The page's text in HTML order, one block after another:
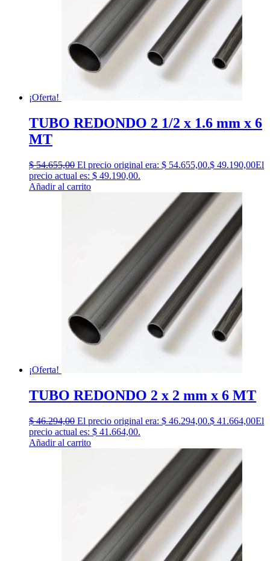
¡Oferta!
TUBO REDONDO 2 1/2 x 1.6 mm x 6
MT
$54.655,00 El precio original era: $ 54.655,00.$ 49.190,00El
precio actual es: $ 49.190,00.
Añadir al carrito
¡Oferta!
TUBO REDONDO 2 x 2 mm x 6 MT
$46.294,00 El precio original era: $ 46.294,00.$ 41.664,00El
precio actual es: $ 41.664,00.
Añadir al carrito